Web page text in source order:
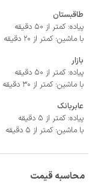
طاقبستان
پیاده: کمتر از 50 دقیقه
با ماشین: کمتر از 20 دقیقه
بازار
پیاده: کمتر از 50 دقیقه
با ماشین: کمتر از 30 دقیقه
عابربانک
پیاده: کمتر از 5 دقیقه
با ماشین: کمتر از 5 دقیقه
محاسبه قیمت